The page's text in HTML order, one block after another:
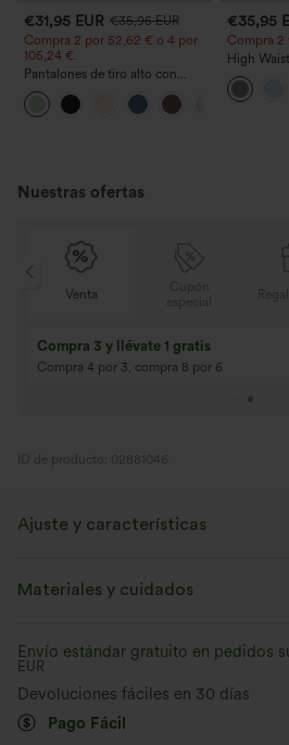
€31,95 EUR €35,95 EUR
Compra 2 por 52,62 € o 4 por
105,24 €.
Pantalones de tiro alto con
cordón y bolsillos, pernera
ancha, holgados y de estilo
casual con tacto de lino.
€35,95
Compra 2
High
Straight
Nuestras ofertas
Venta
Compra 3 y llévate 1 gratis
Compra 4 por 3, compra 8 por 6
ID de producto: 02881046
Ajuste y características
Corte ajustado Sujetador integrado
Elasticidad media
Materiales y cuidados
Envío estándar gratuito en pedidos
EUR
Devoluciones fáciles en 30 días
Pago Fácil